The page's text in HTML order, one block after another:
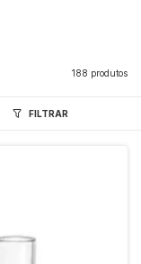
188 produtos
FILTRAR